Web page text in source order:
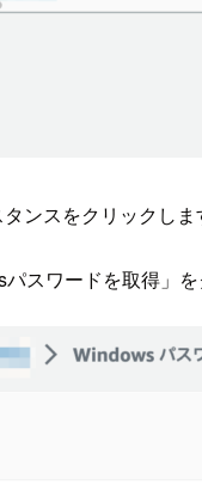
ンスをクリックしま
スワードを取得」を